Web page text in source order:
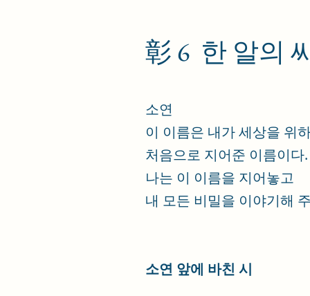
彰 6 한 알의
소연
이 이름은 내가 세상을 위
처음으로 지어준 이름이다.
나는 이 이름을 지어놓고
내 모든 비밀을 이야기해
소연 앞에 바친 시